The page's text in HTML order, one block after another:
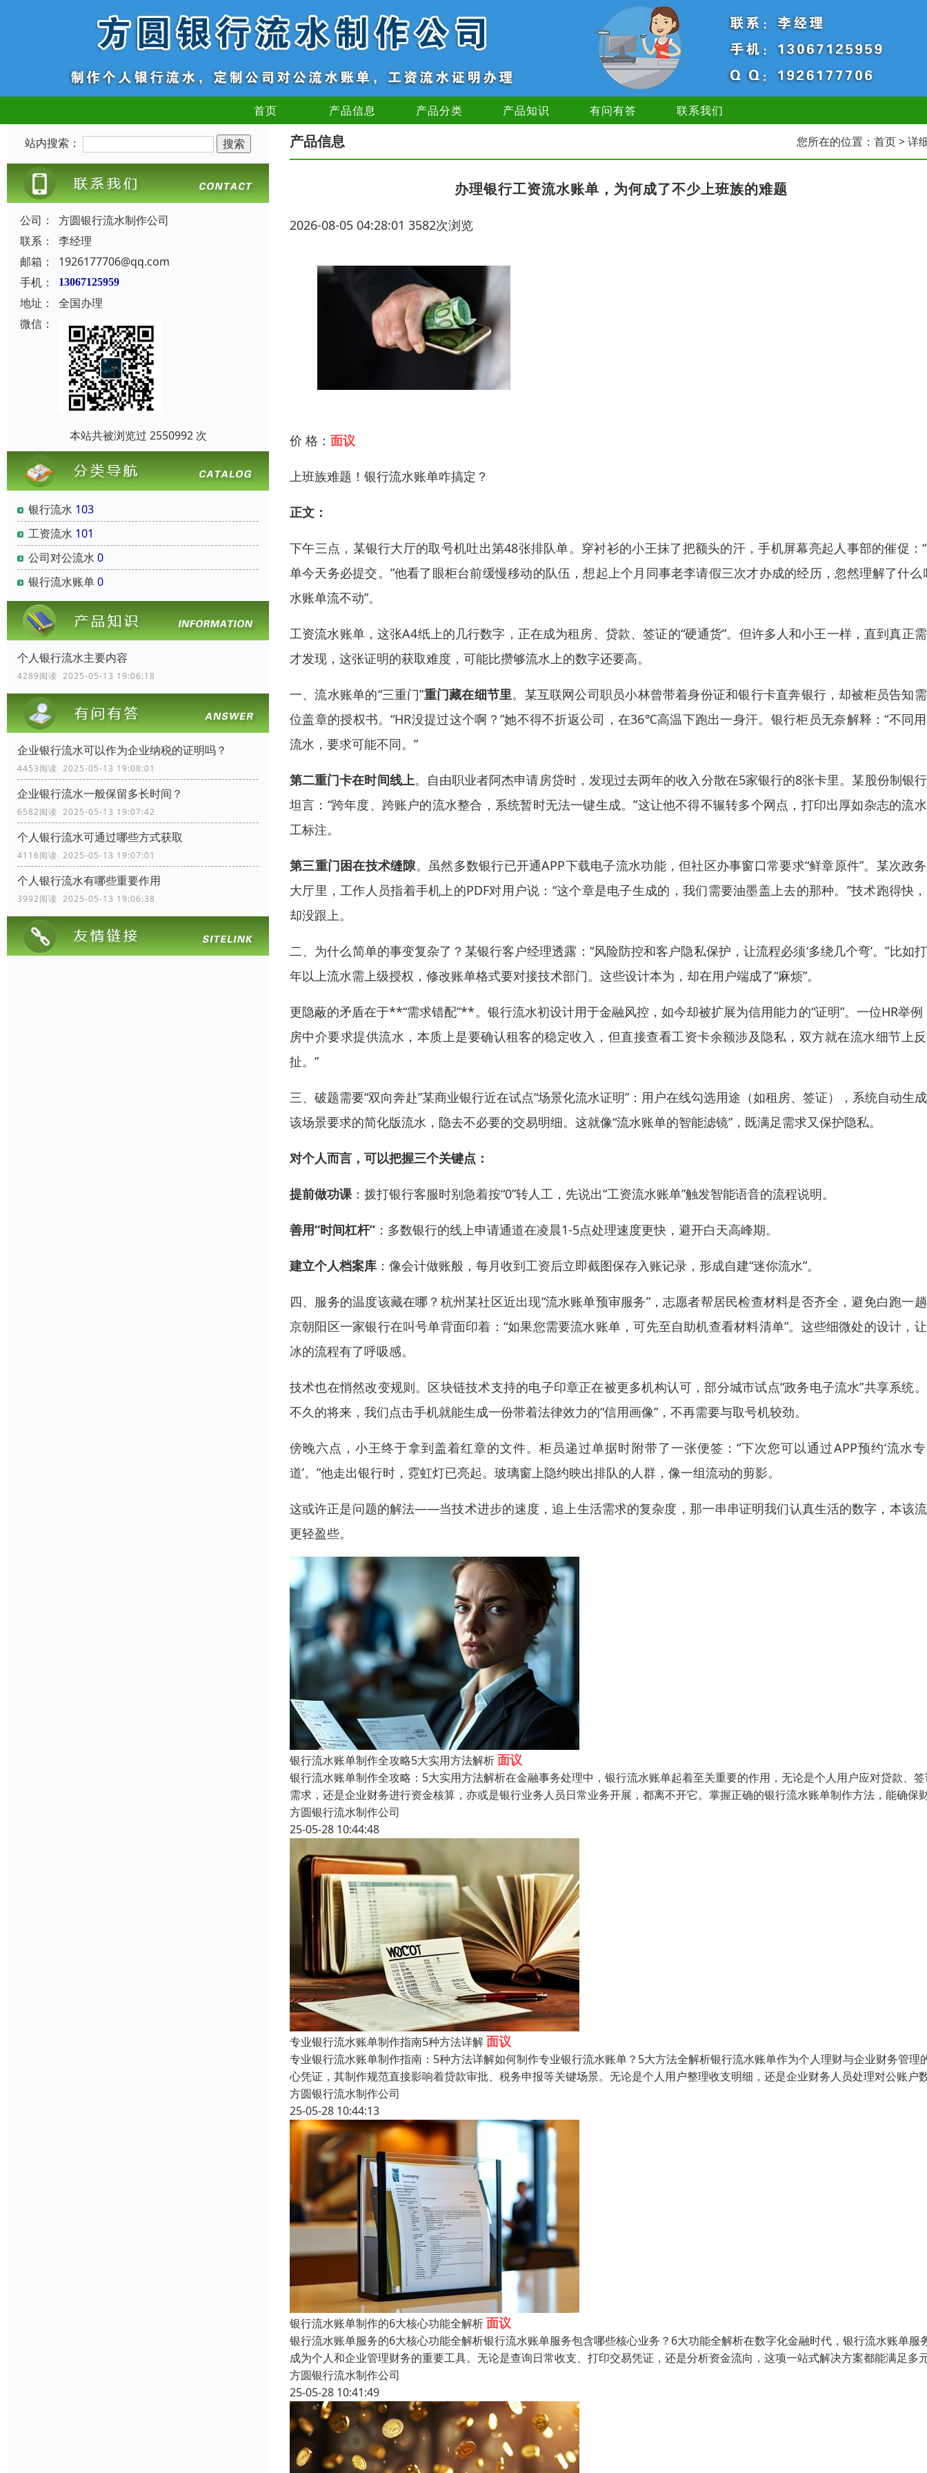
首页 产品信息 产品分类 产品知识 有问有答 联系我们
站内搜索：
公司：
方圆银行流水制作公司
联系：
李经理
邮箱：
1926177706@qq.com
手机：
13067125959
地址：
全国办理
微信：
本站共被浏览过 2550992 次
银行流水 103
工资流水 101
公司对公流水 0
银行流水账单0
个人银行流水主要内容
4289阅读 2025-05-13 19:06:18
企业银行流水可以作为企业纳税的证明吗？
4453阅读 2025-05-13 19:08:01
企业银行流水一般保留多长时间？
6582阅读 2025-05-13 19:07:42
个人银行流水可通过哪些方式获取
4116阅读 2025-05-13 19:07:01
个人银行流水有哪些重要作用
3992阅读 2025-05-13 19:06:38
产品信息 您所在的位置： 首页> 详
办理银行工资流水账单，为何成了不少上班族的难题
2026-08-05 04:28:01 3582次浏览
价 格： 面议
上班族难题！银行流水账单咋搞定？
正文：
下午三点，某银行大厅的取号机吐出第48张排队单。穿衬衫的小王抹了把额头的汗，手机屏幕亮起人事部的催促：
单今天务必提交。”他看了眼柜台前缓慢移动的队伍，想起上个月同事老李请假三次才办成的经历，忽然理解了什么
水账单流不动”。
工资流水账单，这张A4纸上的几行数字，正在成为租房、贷款、签证的“硬通货”。但许多人和小王一样，直到真正
才发现，这张证明的获取难度，可能比攒够流水上的数字还要高。
一、流水账单的“三重门”重门藏在细节里。某互联网公司职员小林曾带着身份证和银行卡直奔银行，却被柜员告知
位盖章的授权书。“HR没提过这个啊？”她不得不折返公司，在36℃高温下跑出一身汗。银行柜员无奈解释：“不同
流水，要求可能不同。”
第二重门卡在时间线上。自由职业者阿杰申请房贷时，发现过去两年的收入分散在5家银行的8张卡里。某股份制银
坦言：“跨年度、跨账户的流水整合，系统暂时无法一键生成。”这让他不得不辗转多个网点，打印出厚如杂志的流
工标注。
第三重门困在技术缝隙。虽然多数银行已开通APP下载电子流水功能，但社区办事窗口常要求“鲜章原件”。某次政
大厅里，工作人员指着手机上的PDF对用户说：“这个章是电子生成的，我们需要油墨盖上去的那种。”技术跑得快
却没跟上。
二、为什么简单的事变复杂了？某银行客户经理透露：“风险防控和客户隐私保护，让流程必须‘多绕几个弯’。”比如
年以上流水需上级授权，修改账单格式要对接技术部门。这些设计本为，却在用户端成了“麻烦”。
更隐蔽的矛盾在于**“需求错配”**。银行流水初设计用于金融风控，如今却被扩展为信用能力的“证明”。一位HR举例
房中介要求提供流水，本质上是要确认租客的稳定收入，但直接查看工资卡余额涉及隐私，双方就在流水细节上
扯。”
三、破题需要“双向奔赴”某商业银行近在试点“场景化流水证明”：用户在线勾选用途（如租房、签证），系统自动生
该场景要求的简化版流水，隐去不必要的交易明细。这就像“流水账单的智能滤镜”，既满足需求又保护隐私。
对个人而言，可以把握三个关键点：
提前做功课：拨打银行客服时别急着按“0”转人工，先说出“工资流水账单”触发智能语音的流程说明。
善用“时间杠杆” ：多数银行的线上申请通道在凌晨1-5点处理速度更快，避开白天高峰期。
建立个人档案库 ：像会计做账般，每月收到工资后立即截图保存入账记录，形成自建“迷你流水”。
四、服务的温度该藏在哪？杭州某社区近出现“流水账单预审服务”，志愿者帮居民检查材料是否齐全，避免白跑一
京朝阳区一家银行在叫号单背面印着：“如果您需要流水账单，可先至自助机查看材料清单”。这些细微处的设计，
冰的流程有了呼吸感。
技术也在悄然改变规则。区块链技术支持的电子印章正在被更多机构认可，部分城市试点“政务电子流水”共享系统
不久的将来，我们点击手机就能生成一份带着法律效力的“信用画像”，不再需要与取号机较劲。
傍晚六点，小王终于拿到盖着红章的文件。柜员递过单据时附带了一张便签：“下次您可以通过APP预约‘流水
道’。”他走出银行时，霓虹灯已亮起。玻璃窗上隐约映出排队的人群，像一组流动的剪影。
这或许正是问题的解法——当技术进步的速度，追上生活需求的复杂度，那一串串证明我们认真生活的数字，本该
更轻盈些。
银行流水账单制作全攻略5大实用方法解析面议
银行流水账单制作全攻略：5大实用方法解析在金融事务处理中，银行流水账单起着至关重要的作用，无论是个人用户应对贷款、
需求，还是企业财务进行资金核算，亦或是银行业务人员日常业务开展，都离不开它。掌握正确的银行流水账单制作方法，能确保
方圆银行流水制作公司
25-05-28 10:44:48
专业银行流水账单制作指南5种方法详解面议
专业银行流水账单制作指南：5种方法详解如何制作专业银行流水账单？5大方法全解析银行流水账单作为个人理财与企业财务管理
心凭证，其制作规范直接影响着贷款审批、税务申报等关键场景。无论是个人用户整理收支明细，还是企业财务人员处理对公账户
方圆银行流水制作公司
25-05-28 10:44:13
银行流水账单制作的6大核心功能全解析面议
银行流水账单服务的6大核心功能全解析银行流水账单服务包含哪些核心业务？6大功能全解析在数字化金融时代，银行流水账单服
成为个人和企业管理财务的重要工具。无论是查询日常收支、打印交易凭证，还是分析资金流向，这项一站式解决方案都能满足多
方圆银行流水制作公司
25-05-28 10:41:49